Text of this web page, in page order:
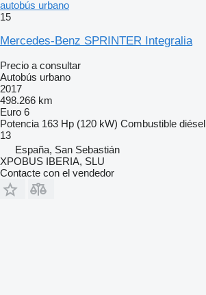
autobús urbano
15
Mercedes-Benz SPRINTER Integralia
Precio a consultar
Autobús urbano
2017
498.266 km
Euro 6
Potencia 163 Hp (120 kW) Combustible diésel
13
España, San Sebastián
XPOBUS IBERIA, SLU
Contacte con el vendedor